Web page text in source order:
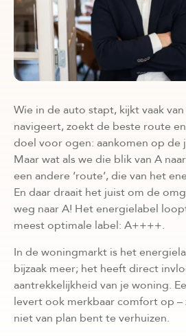
Wie in de auto stapt, kijkt vaak van
navigeert, zoekt de beste route
doel voor ogen: aankomen op de
Maar wat als we die blik van A
een andere ‘route’, die van het
En daar draait het juist om de
weg naar A! Het energielabel
meest optimale label: A++++.
In de woningmarkt is het
bijzaak meer; het heeft direct
aantrekkelijkheid van je woning.
levert ook merkbaar comfort op –
niet van plan bent te verhuizen.